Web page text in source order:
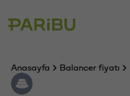
Anasayfa Balancer fiyatı